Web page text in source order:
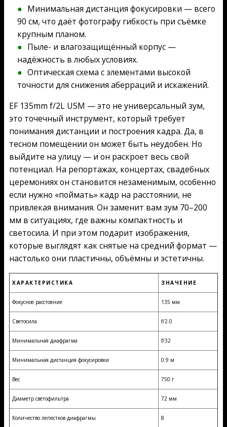
Минимальная дистанция фокусировки — всего
90 см, что даёт фотографу гибкость при съёмке
крупным планом.
Пыле- и влагозащищённый корпус —
надёжность в любых условиях.
Оптическая схема с элементами высокой
точности для снижения аберраций и искажений.
EF 135mm f/2L USM — это не универсальный зум,
это точечный инструмент, который требует
понимания дистанции и построения кадра. Да, в
тесном помещении он может быть неудобен. Но
выйдите на улицу — и он раскроет весь свой
потенциал. На репортажах, концертах, свадебных
церемониях он становится незаменимым, особенно
если нужно «поймать» кадр на расстоянии, не
привлекая внимания. Он заменит вам зум 70–200
мм в ситуациях, где важны компактность и
светосила. И при этом подарит изображения,
которые выглядят как снятые на средний формат —
настолько они пластичны, объёмны и эстетичны.
ХАРАКТЕРИСТИКА ЗНАЧЕНИЕ
Фокусное расстояние 135 мм
Светосила f/2.0
Минимальная диафрагма f/32
Минимальная дистанция фокусировки 0.9 м
Вес 750 г
Диаметр светофильтра 72 мм
Количество лепестков диафрагмы 8